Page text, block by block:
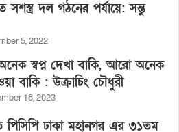
সশস্ত্র দল গঠনের পর্যায়ে: সন্তু
5, 2022
স্বপ্ন দেখা বাকি, আরো অনেক
বাকি : উক্রাচিং চৌধুরী
18, 2023
পিসিপি ঢাকা মহানগর এর ৩১তম